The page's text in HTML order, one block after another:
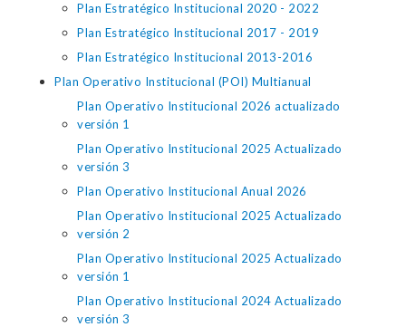
Plan Estratégico Institucional 2020 - 2022
Plan Estratégico Institucional 2017 - 2019
Plan Estratégico Institucional 2013-2016
Plan Operativo Institucional (POI) Multianual
Plan Operativo Institucional 2026 actualizado
versión 1
Plan Operativo Institucional 2025 Actualizado
versión 3
Plan Operativo Institucional Anual 2026
Plan Operativo Institucional 2025 Actualizado
versión 2
Plan Operativo Institucional 2025 Actualizado
versión 1
Plan Operativo Institucional 2024 Actualizado
versión 3